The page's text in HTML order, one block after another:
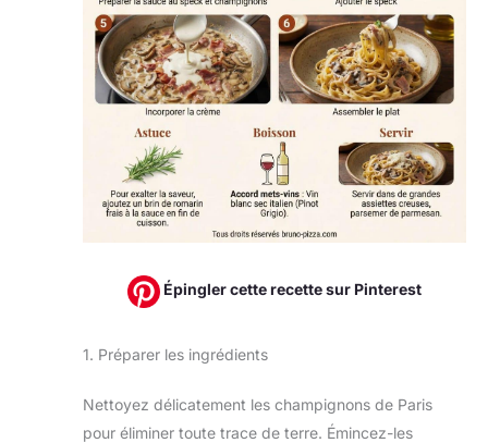
Épingler cette recette sur Pinterest
1. Préparer les ingrédients
Nettoyez délicatement les champignons de Paris
pour éliminer toute trace de terre. Émincez-les